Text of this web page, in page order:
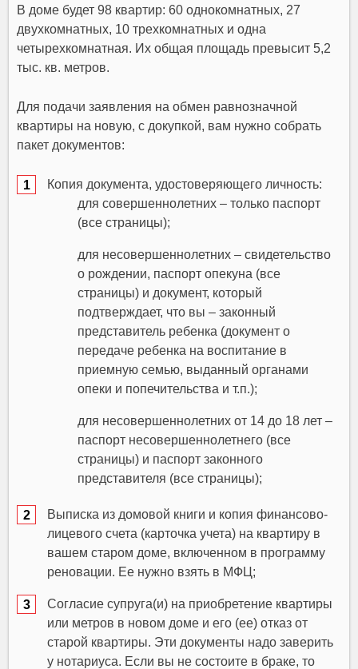
В доме будет 98 квартир: 60 однокомнатных, 27
двухкомнатных, 10 трехкомнатных и одна
четырехкомнатная. Их общая площадь превысит 5,2
тыс. кв. метров.
Для подачи заявления на обмен равнозначной
квартиры на новую, с докупкой, вам нужно собрать
пакет документов:
Копия документа, удостоверяющего личность:
для совершеннолетних – только паспорт
(все страницы);
для несовершеннолетних – свидетельство
о рождении, паспорт опекуна (все
страницы) и документ, который
подтверждает, что вы – законный
представитель ребенка (документ о
передаче ребенка на воспитание в
приемную семью, выданный органами
опеки и попечительства и т.п.);
для несовершеннолетних от 14 до 18 лет –
паспорт несовершеннолетнего (все
страницы) и паспорт законного
представителя (все страницы);
Выписка из домовой книги и копия финансово-
лицевого счета (карточка учета) на квартиру в
вашем старом доме, включенном в программу
реновации. Ее нужно взять в МФЦ;
Согласие супруга(и) на приобретение квартиры
или метров в новом доме и его (ее) отказ от
старой квартиры. Эти документы надо заверить
у нотариуса. Если вы не состоите в браке, то